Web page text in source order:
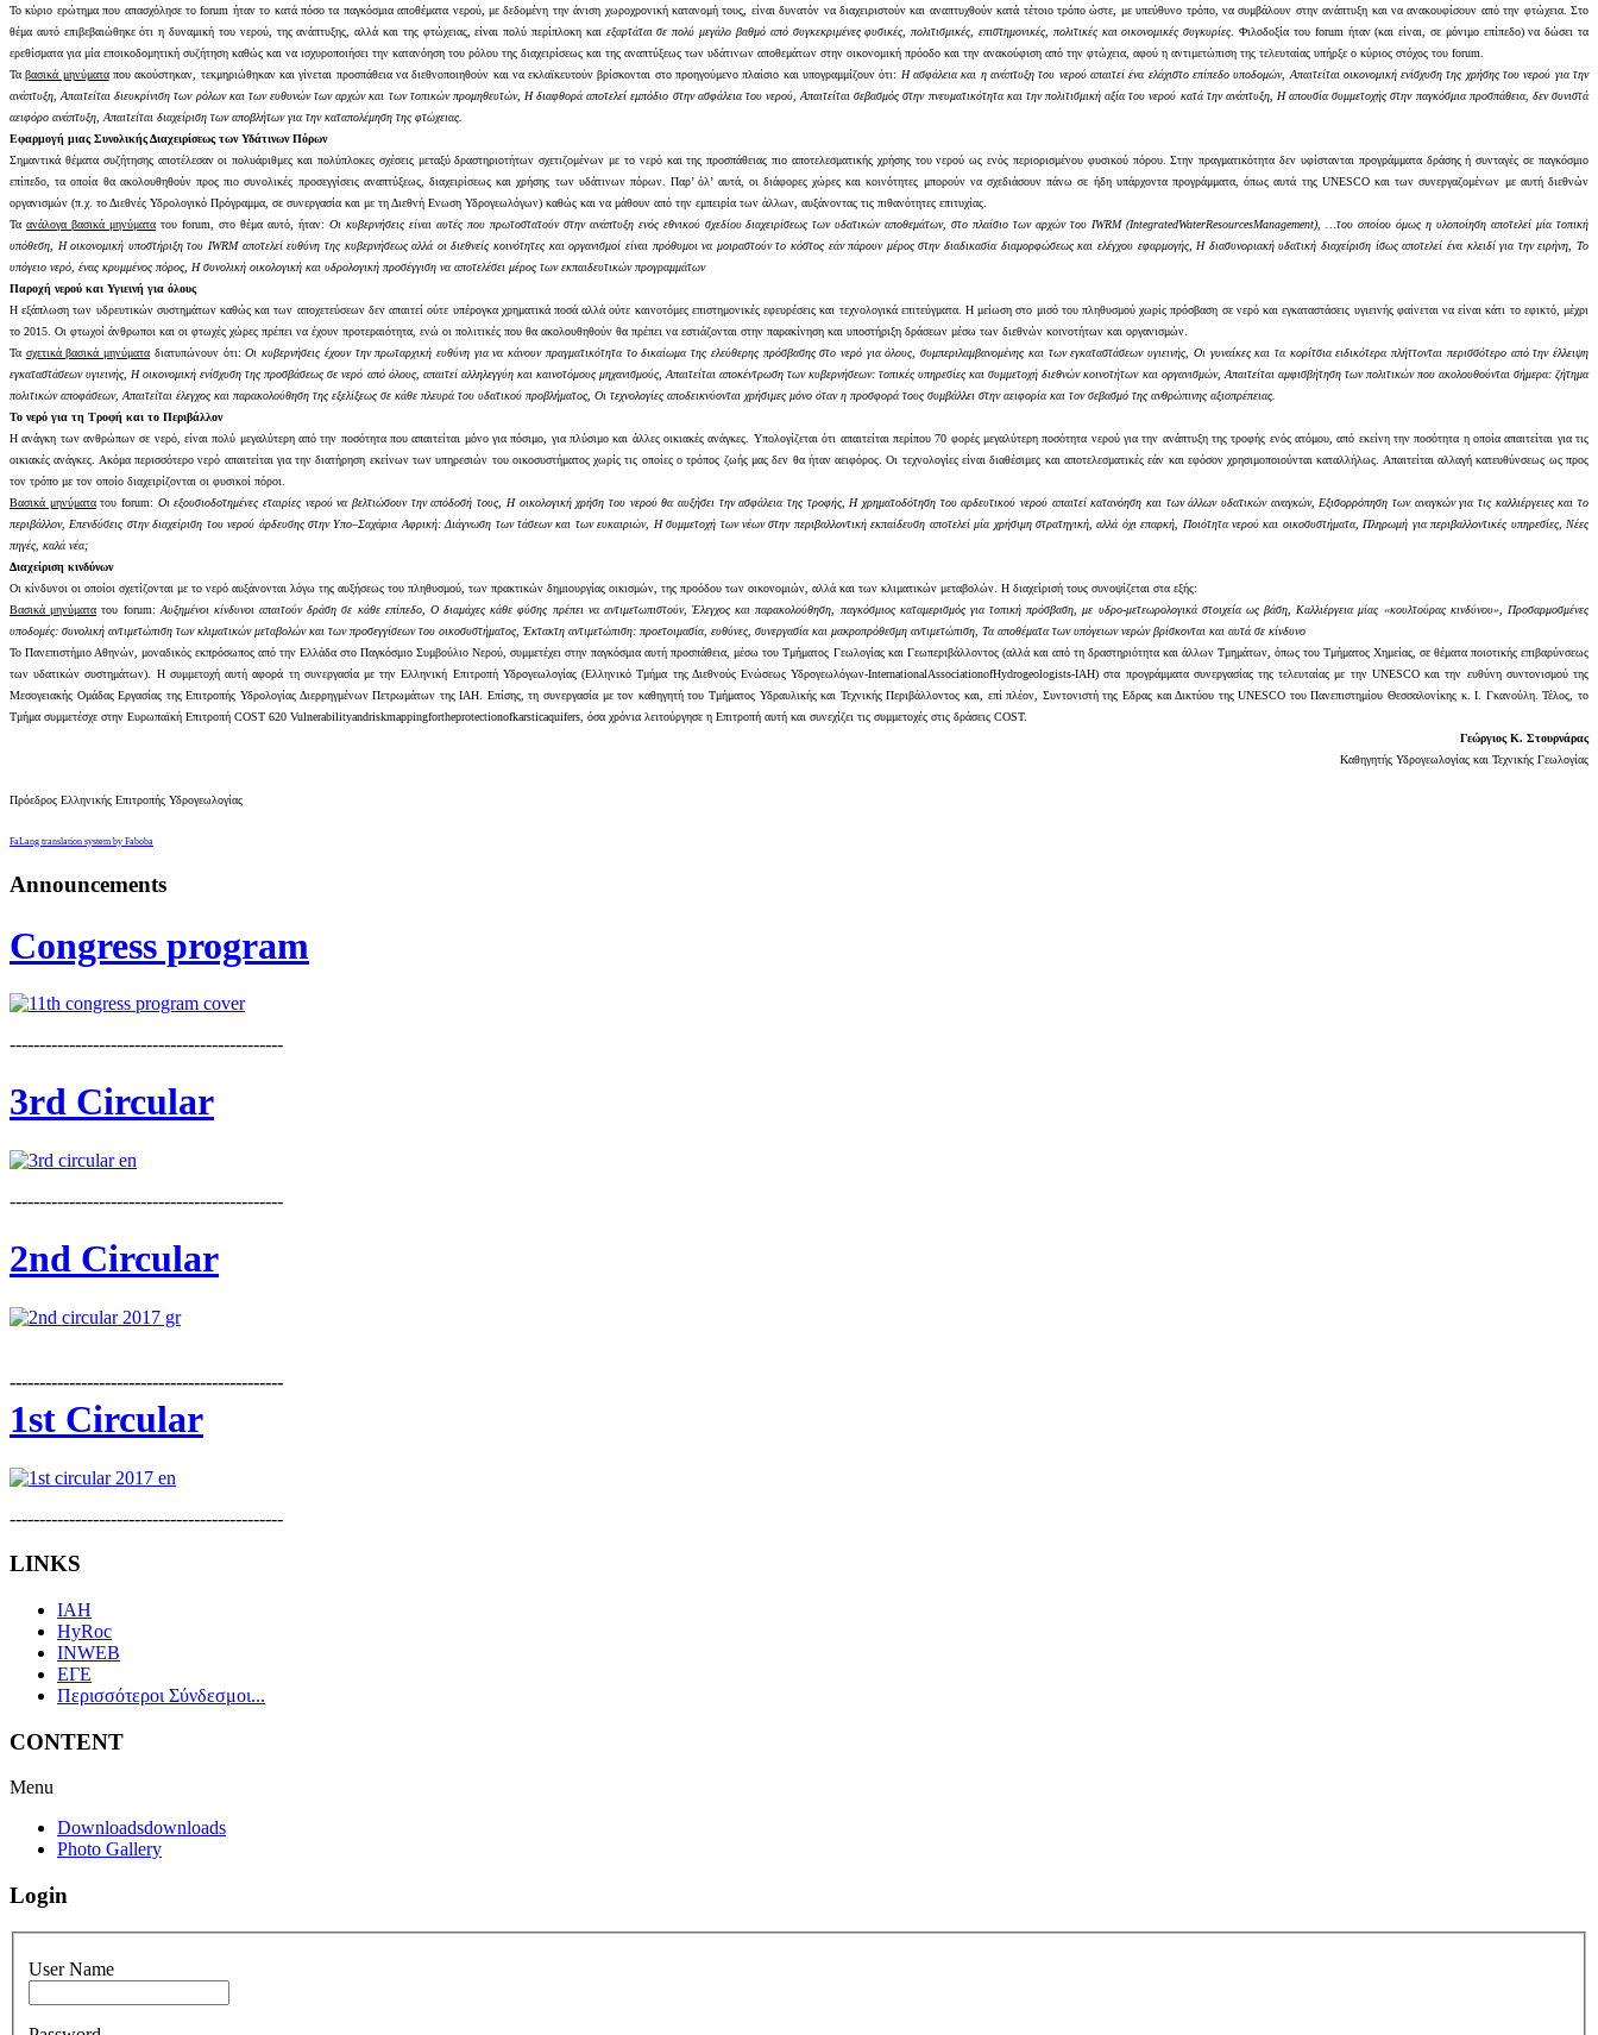
Το κύριο ερώτημα που απασχόλησε τοforum ήταν το κατά πόσο τα παγκόσμια αποθέματα νερού, με δεδομένη την άνιση χωροχρονική κατανομή τους, είναι δυνατόν να διαχειριστούν και αναπτυχθούν κατά τέτοιο τρόπο ώστε, με υπεύθυνο τρόπο, να συμβάλουν στην ανάπτυξη και να ανακουφίσουν από την φτώχεια. Στο
θέμα αυτό επιβεβαιώθηκε ότι η δυναμική του νερού, της ανάπτυξης, αλλά και της φτώχειας, είναι πολύ περίπλοκη και εξαρτάται σε πολύ μεγάλο βαθμό από συγκεκριμένες φυσικές, πολιτισμικές, επιστημονικές, πολιτικές και οικονομικές συγκυρίες. Φιλοδοξία του forumήταν (και είναι, σε μόνιμο επίπεδο) να δώσει τα
ερεθίσματα για μία εποικοδομητική συζήτηση καθώς και να ισχυροποιήσει την κατανόηση του ρόλου της διαχειρίσεως και της αναπτύξεως των υδάτινων αποθεμάτων στην οικονομική πρόοδο και την ανακούφιση από την φτώχεια, αφού η αντιμετώπιση της τελευταίας υπήρξε ο κύριος στόχος του forum.
Ταβασικά μηνύματαπου ακούστηκαν, τεκμηριώθηκαν και γίνεται προσπάθεια να διεθνοποιηθούν και να εκλαϊκευτούν βρίσκονται στο προηγούμενο πλαίσιο και υπογραμμίζουν ότι: Η ασφάλεια και η ανάπτυξη του νερού απαιτεί ένα ελάχιστο επίπεδο υποδομών,Απαιτείται οικονομική ενίσχυση της χρήσης του νερού για την
ανάπτυξη,Απαιτείται διευκρίνιση των ρόλων και των ευθυνών των αρχών και των τοπικών προμηθευτών,Η διαφθορά αποτελεί εμπόδιο στην ασφάλεια του νερού,Απαιτείται σεβασμός στην πνευματικότητα και την πολιτισμική αξία του νερού κατά την ανάπτυξη,Η απουσία συμμετοχής στην παγκόσμια προσπάθεια, δεν συνιστά
αειφόρο ανάπτυξη,Απαιτείται διαχείριση των αποβλήτων για την καταπολέμηση της φτώχειας.
Εφαρμογή μιας Συνολικής Διαχειρίσεως των Υδάτινων Πόρων
Σημαντικά θέματα συζήτησης αποτέλεσαν οι πολυάριθμες και πολύπλοκες σχέσεις μεταξύ δραστηριοτήτων σχετιζομένων με το νερό και της προσπάθειας πιο αποτελεσματικής χρήσης του νερού ως ενός περιορισμένου φυσικού πόρου. Στην πραγματικότητα δεν υφίστανται προγράμματα δράσης ή συνταγές σε παγκόσμιο
επίπεδο, τα οποία θα ακολουθηθούν προς πιο συνολικές προσεγγίσεις αναπτύξεως, διαχειρίσεως και χρήσης των υδάτινων πόρων. Παρ’ όλ’ αυτά, οι διάφορες χώρες και κοινότητες μπορούν να σχεδιάσουν πάνω σε ήδη υπάρχοντα προγράμματα, όπως αυτά της UNESCOκαι των συνεργαζομένων με αυτή διεθνών
οργανισμών (π.χ. το Διεθνές Υδρολογικό Πρόγραμμα, σε συνεργασία και με τη Διεθνή Ενωση Υδρογεωλόγων) καθώς και να μάθουν από την εμπειρία των άλλων, αυξάνοντας τις πιθανότητες επιτυχίας.
Τα ανάλογα βασικά μηνύματατου forum, στο θέμα αυτό, ήταν: Οι κυβερνήσεις είναι αυτές που πρωτοστατούν στην ανάπτυξη ενός εθνικού σχεδίου διαχειρίσεως των υδατικών αποθεμάτων, στο πλαίσιο των αρχών τουIWRM(IntegratedWaterResourcesManagement),…του οποίου όμως η υλοποίηση αποτελεί μία τοπική
υπόθεση, Η οικονομική υποστήριξη τουIWRMαποτελεί ευθύνη της κυβερνήσεως αλλά οι διεθνείς κοινότητες και οργανισμοί είναι πρόθυμοι να μοιραστούν το κόστος εάν πάρουν μέρος στην διαδικασία διαμορφώσεως και ελέγχου εφαρμογής,Η διασυνοριακή υδατική διαχείριση ίσως αποτελεί ένα κλειδί για την ειρήνη,Το
υπόγειο νερό, ένας κρυμμένος πόρος, Η συνολική οικολογική και υδρολογική προσέγγιση να αποτελέσει μέρος των εκπαιδευτικών προγραμμάτων
Παροχή νερού και Υγιεινή για όλους
Η εξάπλωση των υδρευτικών συστημάτων καθώς και των αποχετεύσεων δεν απαιτεί ούτε υπέρογκα χρηματικά ποσά αλλά ούτε καινοτόμες επιστημονικές εφευρέσεις και τεχνολογικά επιτεύγματα. Η μείωση στο μισό του πληθυσμού χωρίς πρόσβαση σε νερό και εγκαταστάσεις υγιεινής φαίνεται να είναι κάτι το εφικτό, μέχρι
το 2015. Οι φτωχοί άνθρωποι και οι φτωχές χώρες πρέπει να έχουν προτεραιότητα, ενώ οι πολιτικές που θα ακολουθηθούν θα πρέπει να εστιάζονται στην παρακίνηση και υποστήριξη δράσεων μέσω των διεθνών κοινοτήτων και οργανισμών.
Τα σχετικά βασικά μηνύματα διατυπώνουν ότι:Οι κυβερνήσεις έχουν την πρωταρχική ευθύνη για να κάνουν πραγματικότητα το δικαίωμα της ελεύθερης πρόσβασης στο νερό για όλους, συμπεριλαμβανομένης και των εγκαταστάσεων υγιεινής, Οι γυναίκες και τα κορίτσια ειδικότερα πλήττονται περισσότερο από την έλλειψη
εγκαταστάσεων υγιεινής,Η οικονομική ενίσχυση της προσβάσεως σε νερό από όλους, απαιτεί αλληλεγγύη και καινοτόμους μηχανισμούς,Απαιτείται αποκέντρωση των κυβερνήσεων: τοπικές υπηρεσίες και συμμετοχή διεθνών κοινοτήτων και οργανισμών,Απαιτείται αμφισβήτηση των πολιτικών που ακολουθούνται σήμερα: ζήτημα
πολιτικών αποφάσεων,Απαιτείται έλεγχος και παρακολούθηση της εξελίξεως σε κάθε πλευρά του υδατικού προβλήματος, Οι τεχνολογίες αποδεικνύονται χρήσιμες μόνο όταν η προσφορά τους συμβάλλει στην αειφορία και τον σεβασμό της ανθρώπινης αξιοπρέπειας.
Το νερό για τη Τροφή και το Περιβάλλον
Η ανάγκη των ανθρώπων σε νερό, είναι πολύ μεγαλύτερη από την ποσότητα που απαιτείται μόνο για πόσιμο, για πλύσιμο και άλλες οικιακές ανάγκες. Υπολογίζεται ότι απαιτείται περίπου 70 φορές μεγαλύτερη ποσότητα νερού για την ανάπτυξη της τροφής ενός ατόμου, από εκείνη την ποσότητα η οποία απαιτείται για τις
οικιακές ανάγκες. Ακόμα περισσότερο νερό απαιτείται για την διατήρηση εκείνων των υπηρεσιών του οικοσυστήματος χωρίς τις οποίες ο τρόπος ζωής μας δεν θα ήταν αειφόρος. Οι τεχνολογίες είναι διαθέσιμες και αποτελεσματικές εάν και εφόσον χρησιμοποιούνται καταλλήλως. Απαιτείται αλλαγή κατευθύνσεως ως προς
τον τρόπο με τον οποίο διαχειρίζονται οι φυσικοί πόροι.
Βασικά μηνύματατουforum: Οι εξουσιοδοτημένες εταιρίες νερού να βελτιώσουν την απόδοσή τους, Η οικολογική χρήση του νερού θα αυξήσει την ασφάλεια της τροφής,Η χρηματοδότηση του αρδευτικού νερού απαιτεί κατανόηση και των άλλων υδατικών αναγκών,Εξισορρόπηση των αναγκών για τις καλλιέργειες και το
περιβάλλον, Επενδύσεις στην διαχείριση του νερού άρδευσης στην Υπο–Σαχάρια Αφρική: Διάγνωση των τάσεων και των ευκαιριών, Η συμμετοχή των νέων στην περιβαλλοντική εκπαίδευση αποτελεί μία χρήσιμη στρατηγική, αλλά όχι επαρκή, Ποιότητα νερού και οικοσυστήματα,Πληρωμή για περιβαλλοντικές υπηρεσίες,Νέες
πηγές, καλά νέα;
Διαχείριση κινδύνων
Οι κίνδυνοι οι οποίοι σχετίζονται με το νερό αυξάνονται λόγω της αυξήσεως του πληθυσμού, των πρακτικών δημιουργίας οικισμών, της προόδου των οικονομιών, αλλά και των κλιματικών μεταβολών. Η διαχείρισή τους συνοψίζεται στα εξής:
Βασικά μηνύματα του forum:Αυξημένοι κίνδυνοι απαιτούν δράση σε κάθε επίπεδο, Ο διαμάχες κάθε φύσης πρέπει να αντιμετωπιστούν,Έλεγχος και παρακολούθηση, παγκόσμιος καταμερισμός για τοπική πρόσβαση, με υδρο-μετεωρολογικά στοιχεία ως βάση,Καλλιέργεια μίας «κουλτούρας κινδύνου»,Προσαρμοσμένες
υποδομές: συνολική αντιμετώπιση των κλιματικών μεταβολών και των προσεγγίσεων του οικοσυστήματος, Έκτακτη αντιμετώπιση: προετοιμασία, ευθύνες, συνεργασία και μακροπρόθεσμη αντιμετώπιση, Τα αποθέματα των υπόγειων νερών βρίσκονται και αυτά σε κίνδυνο
Το Πανεπιστήμιο Αθηνών, μοναδικός εκπρόσωπος από την Ελλάδα στο Παγκόσμιο Συμβούλιο Νερού, συμμετέχει στην παγκόσμια αυτή προσπάθεια, μέσω του Τμήματος Γεωλογίας και Γεωπεριβάλλοντος (αλλά και από τη δραστηριότητα και άλλων Τμημάτων, όπως του Τμήματος Χημείας, σε θέματα ποιοτικής επιβαρύνσεως
των υδατικών συστημάτων). Η συμμετοχή αυτή αφορά τη συνεργασία με την Ελληνική Επιτροπή Υδρογεωλογίας (Ελληνικό Τμήμα της Διεθνούς Ενώσεως Υδρογεωλόγων-InternationalAssociationofHydrogeologists-IAH) στα προγράμματα συνεργασίας της τελευταίας με την UNESCOκαι την ευθύνη συντονισμού της
Μεσογειακής Ομάδας Εργασίας της Επιτροπής Υδρολογίας Διερρηγμένων Πετρωμάτων της ΙΑΗ. Επίσης, τη συνεργασία με τον καθηγητή του Τμήματος Υδραυλικής και Τεχνικής Περιβάλλοντος και, επί πλέον, Συντονιστή της Εδρας και Δικτύου τηςUNESCO του Πανεπιστημίου Θεσσαλονίκης κ. Ι. Γκανούλη. Τέλος, το
Τμήμα συμμετέσχε στην Ευρωπαϊκή Επιτροπή COST 620 Vulnerabilityandriskmappingfortheprotectionofkarsticaquifers, όσα χρόνια λειτούργησε η Επιτροπή αυτή και συνεχίζει τις συμμετοχές στις δράσεις COST.
Γεώργιος Κ. Στουρνάρας
Καθηγητής Υδρογεωλογίας και Τεχνικής Γεωλογίας
Πρόεδρος Ελληνικής Επιτροπής Υδρογεωλογίας
FaLang translation system by Faboba
Announcements
Congress program
----------------------------------------------
3rd Circular
----------------------------------------------
2nd Circular
----------------------------------------------
1st Circular
----------------------------------------------
LINKS
IAH
HyRoc
INWEB
ΕΓΕ
Περισσότεροι Σύνδεσμοι...
CONTENT
Menu
Downloadsdownloads
Photo Gallery
Login
User Name